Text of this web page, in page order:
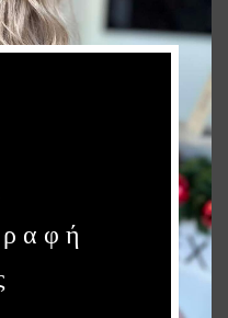
exclusive deals, and more.